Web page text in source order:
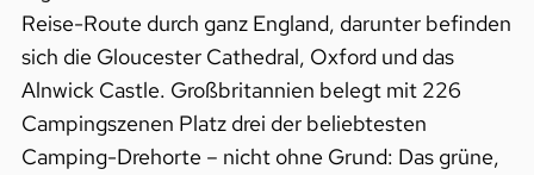
Reise-Route durch ganz England, darunter befinden
sich die Gloucester Cathedral, Oxford und das
Alnwick Castle. Großbritannien belegt mit 226
Campingszenen Platz drei der beliebtesten
Camping-Drehorte – nicht ohne Grund: Das grüne,